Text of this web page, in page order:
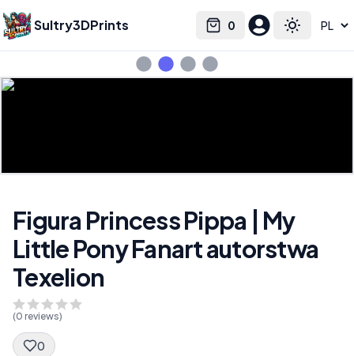
Sultry3DPrints 0
Cart Toggle
Select language
Figura Princess Pippa | My
Little Pony Fanart autorstwa
Texelion
(0 reviews)
0